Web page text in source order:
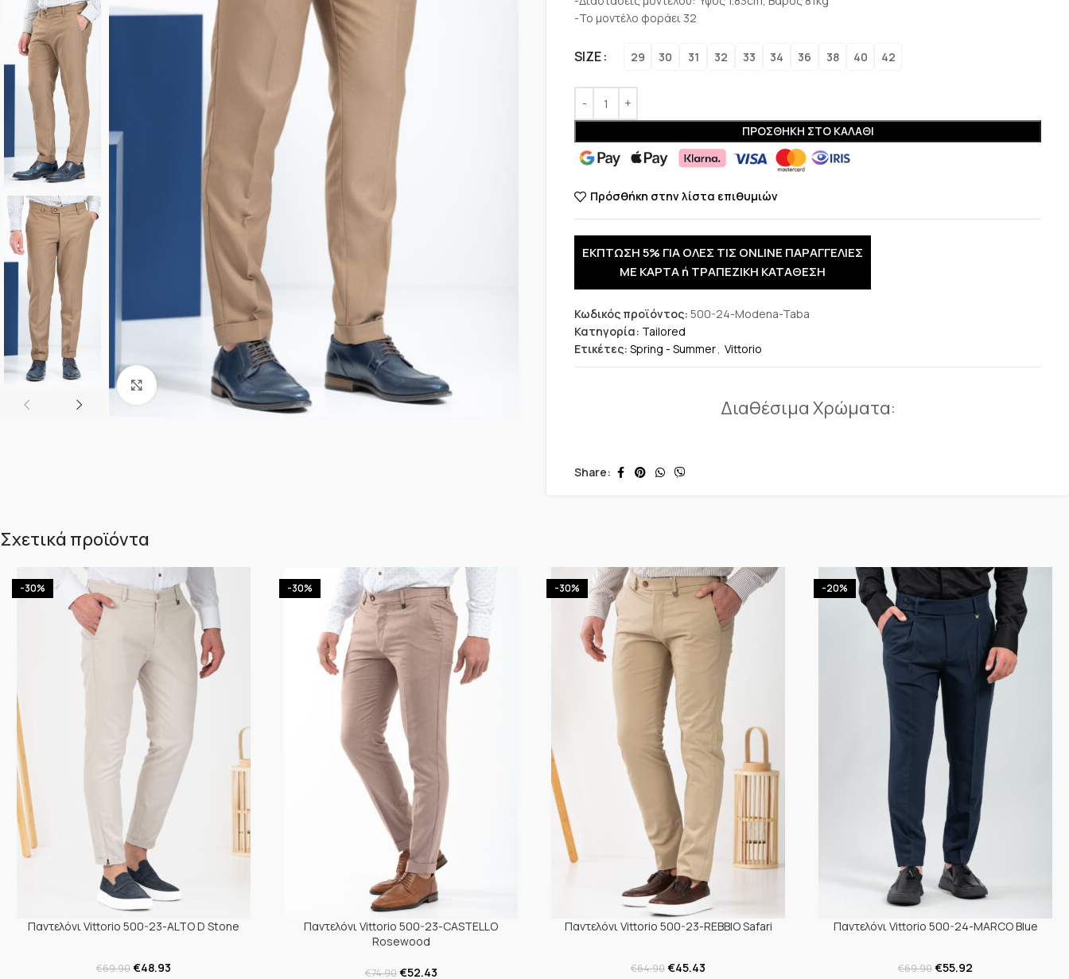
Κλικ για μεγέθυνση
-Το μοντέλο φοράει 32
SIZE 29 30 31 32 33 34 36 38 40 42
ΠΡΟΣΘΉΚΗ ΣΤΟ ΚΑΛΆΘΙ
Πρόσθήκη στην λίστα επιθυμιών
ΕΚΠΤΩΣΗ 5% ΓΙΑ ΟΛΕΣ ΤΙΣ ONLINE ΠΑΡΑΓΓΕΛΙΕΣ
ΜΕ ΚΑΡΤΑ ή ΤΡΑΠΕΖΙΚΗ ΚΑΤΑΘΕΣΗ
Κωδικός προϊόντος: 500-24-Modena-Taba
Κατηγορία: Tailored
Ετικέτες: Spring - Summer, Vittorio
Διαθέσιμα Χρώματα:
Share:
Σχετικά προϊόντα
-30%
Παντελόνι Vittorio 500-23-ALTO D Stone
€69.90€48.93
-30%
Παντελόνι Vittorio 500-23-CASTELLO
Rosewood
€74.90 €52.43
-30%
Παντελόνι Vittorio 500-23-REBBIO Safari
€64.90€45.43
-20%
Παντελόνι Vittorio 500-24-MARCO Blue
€69.90€55.92